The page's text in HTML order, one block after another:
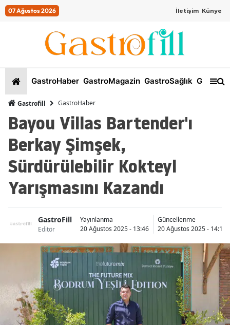
07 Ağustos 2026 İletişim Künye
GastroHaber GastroMagazin GastroSağlık
Gastrofill GastroHaber
Bayou Villas Bartender'ı
Berkay Şimşek,
Sürdürülebilir Kokteyl
Yarışmasını Kazandı
GastroFill
Editör
Yayınlanma
20 Ağustos 2025 - 13:46
Güncellenme
20 Ağustos 2025 - 14:11